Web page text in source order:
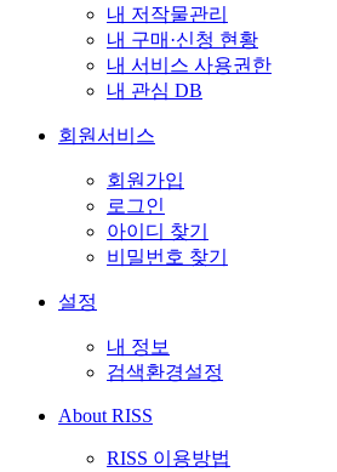
내 저작물관리
내 구매·신청 현황
내 서비스 사용권한
내 관심 DB
회원서비스
회원가입
로그인
아이디 찾기
비밀번호 찾기
설정
내 정보
검색환경설정
About RISS
RISS 이용방법